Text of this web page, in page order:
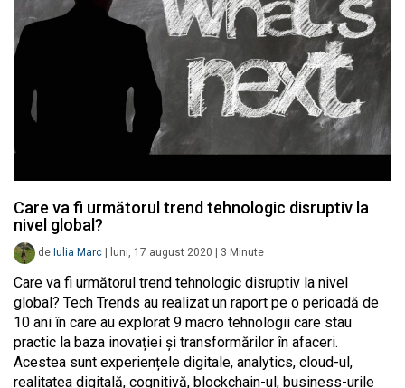
Care va fi următorul trend tehnologic disruptiv la
nivel global?
de Iulia Marc luni, 17 august 2020 3 Minute
Care va fi următorul trend tehnologic disruptiv la nivel
global? Tech Trends au realizat un raport pe o perioadă de
10 ani în care au explorat 9 macro tehnologii care stau
practic la baza inovației și transformărilor în afaceri.
Acestea sunt experiențele digitale, analytics, cloud-ul,
realitatea digitală, cognitivă, blockchain-ul, business-urile